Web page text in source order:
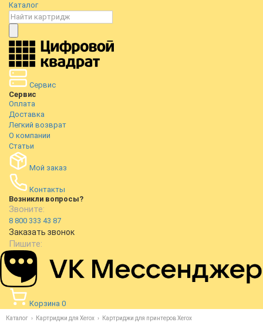
Каталог
Сервис
Сервис
Оплата
Доставка
Легкий возврат
О компании
Статьи
Мой заказ
Контакты
Возникли вопросы?
Звоните:
8 800 333 43 87
Заказать звонок
Пишите:
Корзина 0
Каталог Картриджи для Xerox Картриджи для принтеров Xerox